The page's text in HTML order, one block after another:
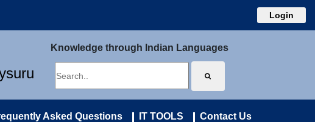
Login
Knowledge through Indian Languages
Asked Questions IT TOOLS Contact Us